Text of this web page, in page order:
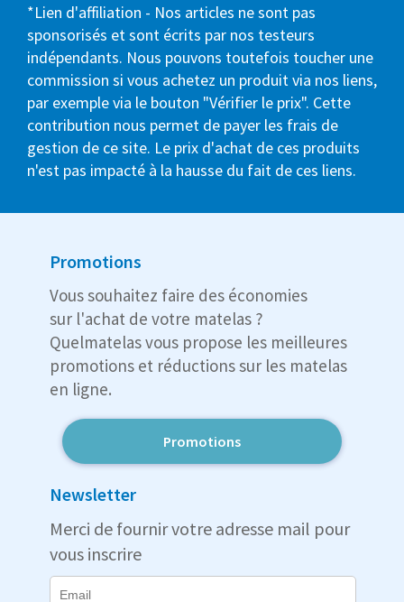
*Lien d'affiliation - Nos articles ne sont pas
sponsorisés et sont écrits par nos testeurs
indépendants. Nous pouvons toutefois toucher une
commission si vous achetez un produit via nos liens,
par exemple via le bouton "Vérifier le prix". Cette
contribution nous permet de payer les frais de
gestion de ce site. Le prix d'achat de ces produits
n'est pas impacté à la hausse du fait de ces liens.
Promotions
Vous souhaitez faire des économies
sur l'achat de votre matelas ?
Quelmatelas vous propose les meilleures
promotions et réductions sur les matelas
en ligne.
Promotions
Newsletter
Merci de fournir votre adresse mail pour
vous inscrire